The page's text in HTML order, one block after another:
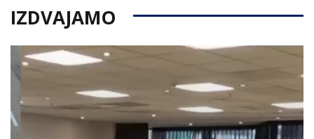
IZDVAJAMO